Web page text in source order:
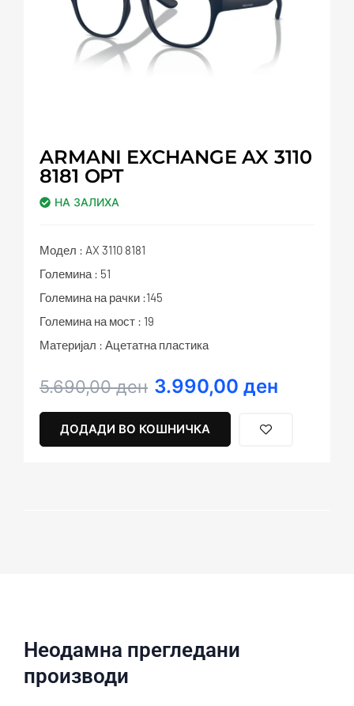
ARMANI EXCHANGE AX 3110
8181 OPT
НА ЗАЛИХА
Модел : AX 3110 8181
Големина : 51
Големина на рачки :145
Големина на мост : 19
Материјал : Ацетатна пластика
5.690,00ден
Original
was:
5.690,00 ден.
3.990,00 ден
Current
3.990,00 ден.
ДОДАДИ ВО КОШНИЧКА
Неодамна прегледани
производи